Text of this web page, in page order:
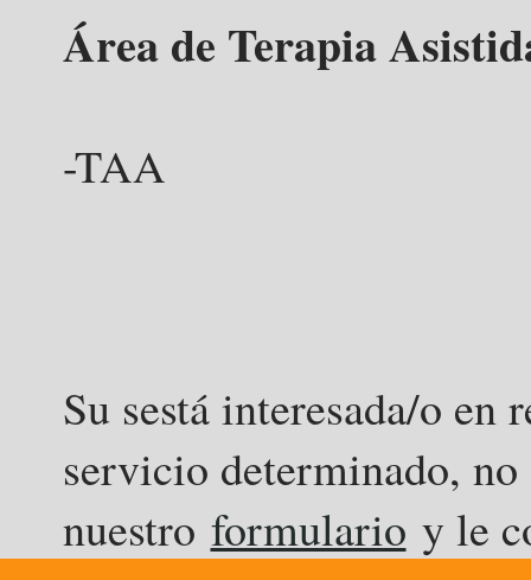
Área de Terapia
-TAA
Su sestá interesada/o
servicio determinado,
nuestro formulario y le